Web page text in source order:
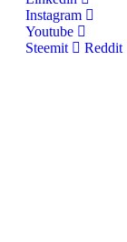
Instagram
Youtube
Steemit
Reddit